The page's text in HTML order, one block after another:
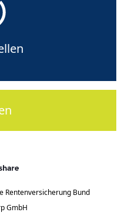
Rentenversicherung Bund
GmbH